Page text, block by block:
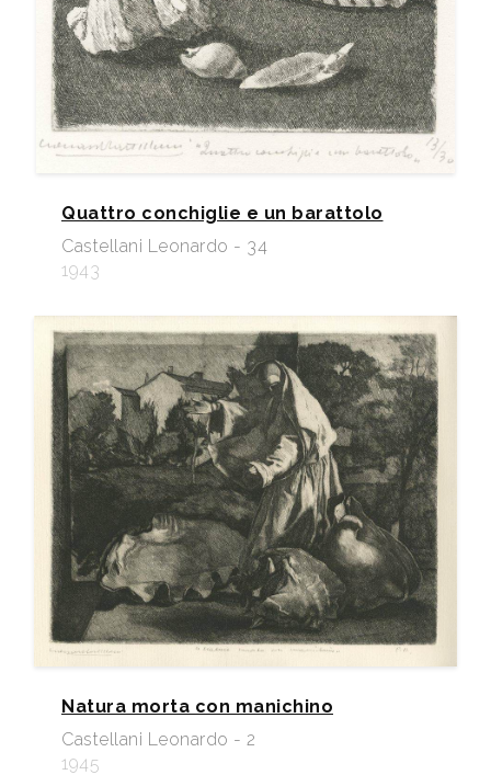
Quattro conchiglie e un barattolo
Castellani Leonardo - 34
1943
Natura morta con manichino
Castellani Leonardo - 2
1945